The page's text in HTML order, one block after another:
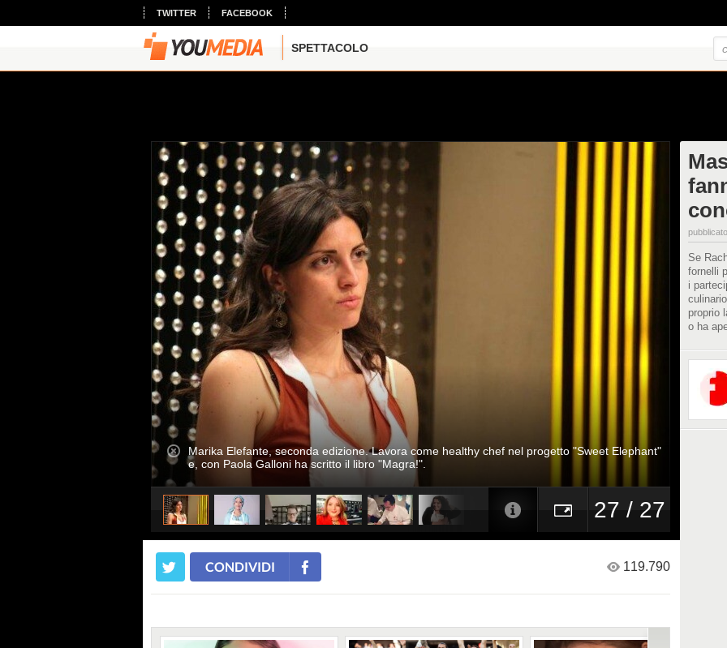
TWITTER FACEBOOK
SPETTACOLO
Marika Elefante, seconda edizione. Lavora come healthy chef nel progetto "Sweet Elephant"
e, con Paola Galloni ha scritto il libro "Magra!".
27 / 27
Se
fornelli
i
proprio
o ha
CONDIVIDI 119.790